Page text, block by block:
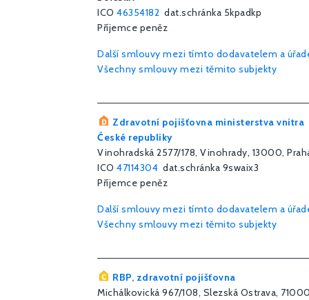
ICO 46354182 dat.schránka 5kpadkp
Příjemce peněz
Další smlouvy mezi tímto dodavatelem a
Všechny smlouvy mezi těmito subjekty
Zdravotní pojišťovna ministerstva vnitra
České republiky
Vinohradská 2577/178, Vinohrady, 13000,
ICO 47114304 dat.schránka 9swaix3
Příjemce peněz
Další smlouvy mezi tímto dodavatelem a
Všechny smlouvy mezi těmito subjekty
RBP, zdravotní pojišťovna
Michálkovická 967/108, Slezská Ostrava,